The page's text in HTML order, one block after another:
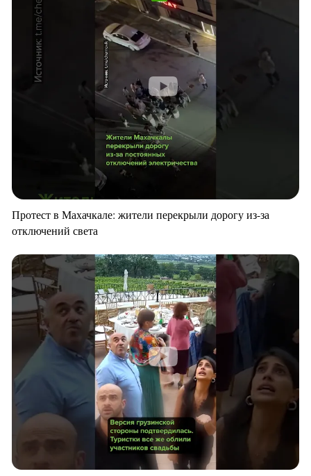
Протест в Махачкале: жители перекрыли дорогу из-за
отключений света